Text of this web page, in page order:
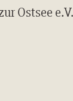
Ostsee e.V.